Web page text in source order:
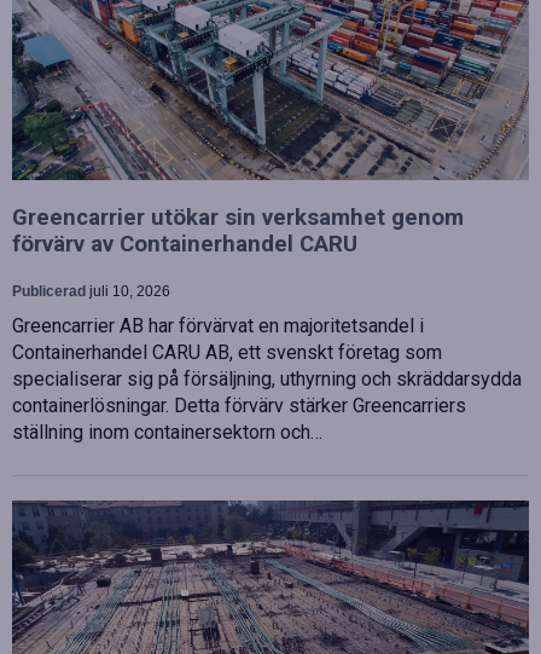
Greencarrier utökar sin verksamhet genom
förvärv av Containerhandel CARU
Publicerad juli 10, 2026
Greencarrier AB har förvärvat en majoritetsandel i
Containerhandel CARU AB, ett svenskt företag som
specialiserar sig på försäljning, uthyrning och skräddarsydda
containerlösningar. Detta förvärv stärker Greencarriers
ställning inom containersektorn och…